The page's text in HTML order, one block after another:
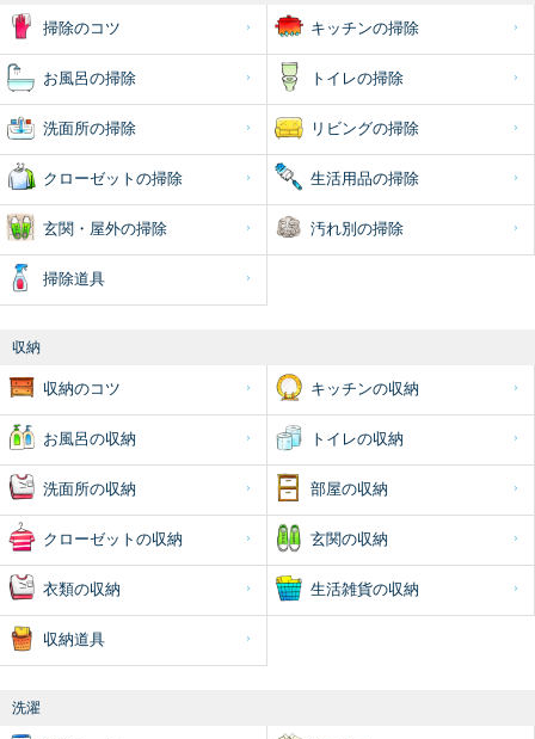
掃除のコツ キッチンの掃除
お風呂の掃除 トイレの掃除
洗面所の掃除 リビングの掃除
クローゼットの掃除 生活用品の掃除
玄関・屋外の掃除 汚れ別の掃除
掃除道具
収納
収納のコツ キッチンの収納
お風呂の収納 トイレの収納
洗面所の収納 部屋の収納
クローゼットの収納 玄関の収納
衣類の収納 生活雑貨の収納
収納道具
洗濯